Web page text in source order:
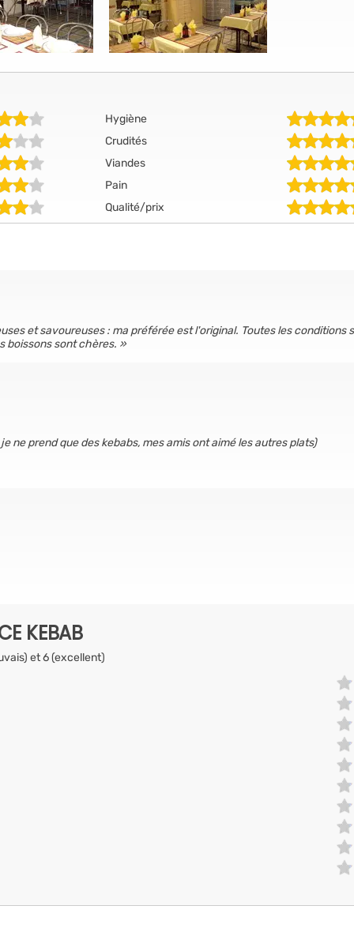
Hygiène
Crudités
Viandes
Pain
Qualité/prix
et savoureuses : ma préférée est l'original. Toutes les conditions
boissons sont chères.
ne prend que des kebabs, mes amis ont aimé les autres plats)
KEBAB
et 6 (excellent)